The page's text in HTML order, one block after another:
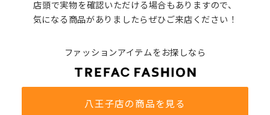
店頭で実物を確認いただける場合もありますので、
気になる商品がありましたらぜひご来店ください！
ファッションアイテムをお探しなら
八王子店の商品を見る